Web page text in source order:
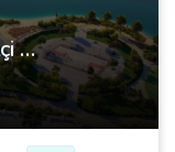
Dubai'de Uygun ve Rekabetçi Fiyatlarla Satılık Lüks Daireler - Elo 3